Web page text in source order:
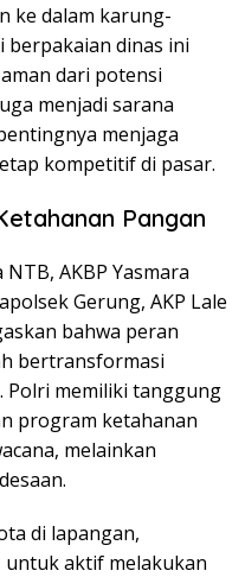
ke dalam karung-
berpakaian dinas ini
dari potensi
menjadi sarana
menjaga
kompetitif di pasar.
Pangan
AKBP Yasmara
Gerung, AKP Lale
bahwa peran
bertransformasi
Polri memiliki tanggung
program ketahanan
melainkan
di lapangan,
untuk aktif melakukan